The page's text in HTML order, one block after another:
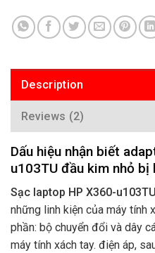
Description
Reviews (2)
Dấu hiệu nhận biết
u103TU đầu kim nhỏ bị
Sạc laptop HP X360-
những linh kiện của máy tính
phần: bộ chuyển đổi và dây
máy tính xách tay. điện áp,